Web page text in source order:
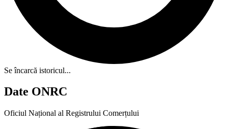
Se încarcă istoricul...
Date ONRC
Oficiul Național al Registrului Comerțului